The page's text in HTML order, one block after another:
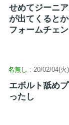
せめてジーニ
が出てくると
フォームチェ
名無し : 20/02/04(火)
エボルト舐め
ったし